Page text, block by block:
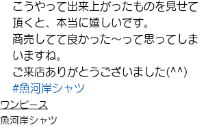
こうやって出来上がったものを見せて
頂くと、本当に嬉しいです。
商売してて良かった～って思ってしま
いますね。
ご来店ありがとうございました(^^)
#魚河岸シャツ
ワンピース
魚河岸シャツ